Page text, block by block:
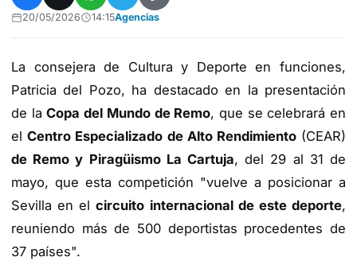
20/05/2026 14:15Agencias
La consejera de Cultura y Deporte en funciones,
Patricia del Pozo, ha destacado en la presentación
de laCopa del Mundo de Remo, que se celebrará en
elCentro Especializado de Alto Rendimiento(CEAR)
de Remo y Piragüismo La Cartuja, del 29 al 31 de
mayo, que esta competición "vuelve a posicionar a
Sevilla en elcircuito internacional de este deporte,
reuniendo más de 500 deportistas procedentes de
37 países".